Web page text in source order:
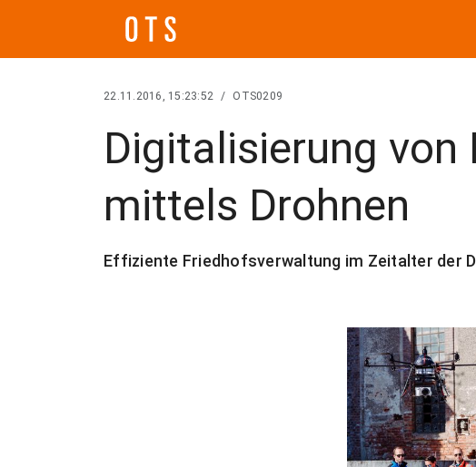
22.11.2016, 15:23:52 / OTS0209
Digitalisierung von
mittels Drohnen
Effiziente Friedhofsverwaltung im Zeitalter der